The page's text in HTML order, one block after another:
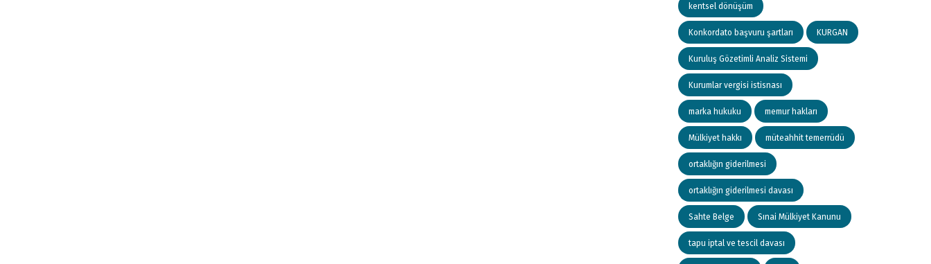
kentsel dönüşüm
Konkordato başvuru şartları KURGAN
Kuruluş Gözetimli Analiz Sistemi
Kurumlar vergisi istisnası
marka hukuku memur hakları
Mülkiyet hakkı müteahhit temerrüdü
ortaklığın giderilmesi
ortaklığın giderilmesi davası
Sahte Belge Sınai Mülkiyet Kanunu
tapu iptal ve tescil davası